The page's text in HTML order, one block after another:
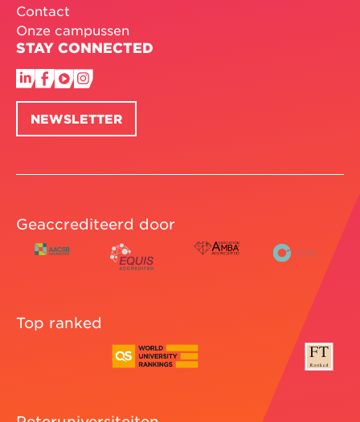
Contact
Onze campussen
STAY CONNECTED
NEWSLETTER
Geaccrediteerd door
Top ranked